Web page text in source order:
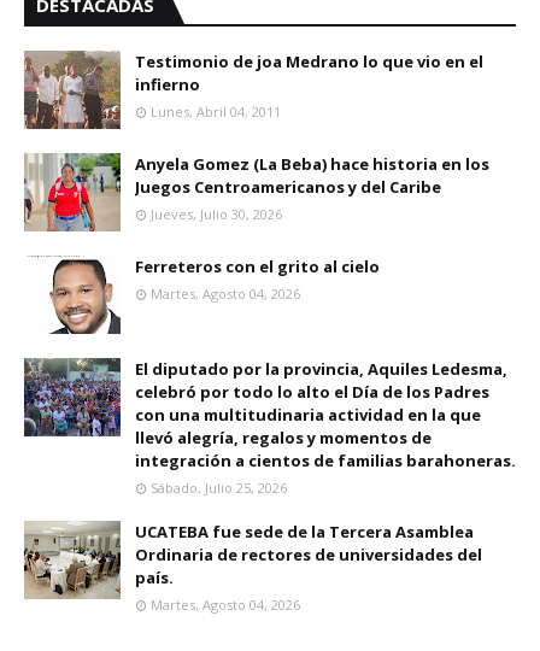
Testimonio de joa Medrano lo que vio en el
infierno
Lunes, Abril 04, 2011
Anyela Gomez (La Beba) hace historia en los
Juegos Centroamericanos y del Caribe
Jueves, Julio 30, 2026
Ferreteros con el grito al cielo
Martes, Agosto 04, 2026
El diputado por la provincia, Aquiles Ledesma,
celebró por todo lo alto el Día de los Padres
con una multitudinaria actividad en la que
llevó alegría, regalos y momentos de
integración a cientos de familias barahoneras.
Sábado, Julio 25, 2026
UCATEBA fue sede de la Tercera Asamblea
Ordinaria de rectores de universidades del
país.
Martes, Agosto 04, 2026